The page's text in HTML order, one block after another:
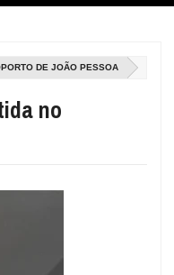
DE JOÃO PESSOA
no